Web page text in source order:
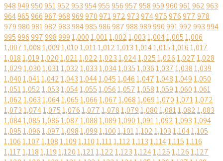
948949950951952953954955956957958959960961962963
964965966967968969970971972973974975976977978
979980981982983984985986987988989990991992993994
9959969979989991,0001,0011,0021,0031,0041,0051,006
1,0071,0081,0091,0101,0111,0121,0131,0141,0151,0161,017
1,0181,0191,0201,0211,0221,0231,0241,0251,0261,0271,028
1,0291,0301,0311,0321,0331,0341,0351,0361,0371,0381,039
1,0401,0411,0421,0431,0441,0451,0461,0471,0481,0491,050
1,0511,0521,0531,0541,0551,0561,0571,0581,0591,0601,061
1,0621,0631,0641,0651,0661,0671,0681,0691,0701,0711,072
1,0731,0741,0751,0761,0771,0781,0791,0801,0811,0821,083
1,0841,0851,0861,0871,0881,0891,0901,0911,0921,0931,094
1,0951,0961,0971,0981,0991,1001,1011,1021,1031,1041,105
1,1061,1071,1081,1091,1101,1111,1121,1131,1141,1151,116
1,1171,1181,1191,1201,1211,1221,1231,1241,1251,1261,127